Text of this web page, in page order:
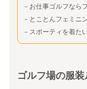
－お仕事ゴルフなら
－とことんフェミニ
－スポーティを着た
ゴルフ場の服